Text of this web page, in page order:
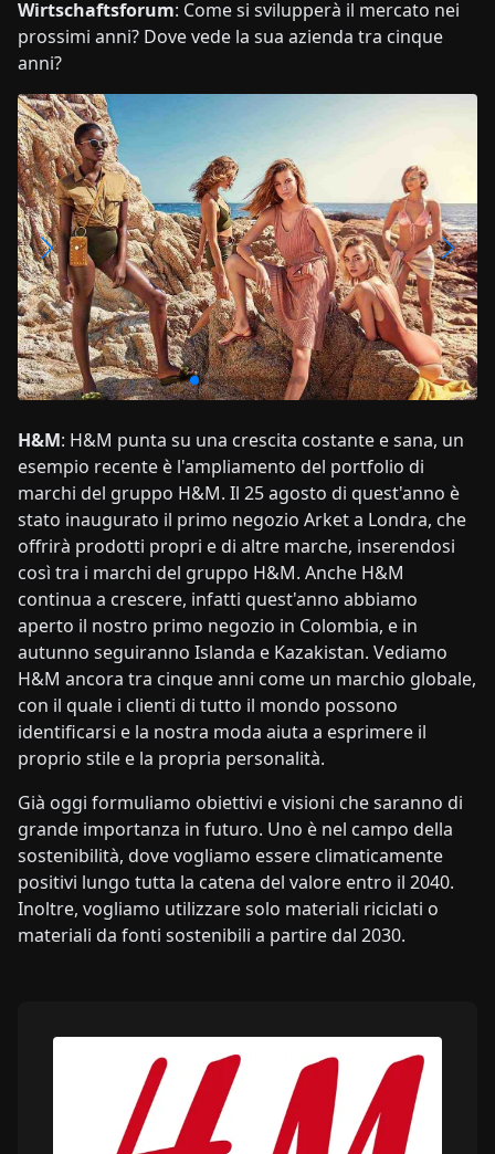
Wirtschaftsforum: Come si svilupperà il mercato nei
prossimi anni? Dove vede la sua azienda tra cinque
anni?
H&M: H&M punta su una crescita costante e sana, un
esempio recente è l'ampliamento del portfolio di
marchi del gruppo H&M. Il 25 agosto di quest'anno è
stato inaugurato il primo negozio Arket a Londra, che
offrirà prodotti propri e di altre marche, inserendosi
così tra i marchi del gruppo H&M. Anche H&M
continua a crescere, infatti quest'anno abbiamo
aperto il nostro primo negozio in Colombia, e in
autunno seguiranno Islanda e Kazakistan. Vediamo
H&M ancora tra cinque anni come un marchio globale,
con il quale i clienti di tutto il mondo possono
identificarsi e la nostra moda aiuta a esprimere il
proprio stile e la propria personalità.
Già oggi formuliamo obiettivi e visioni che saranno di
grande importanza in futuro. Uno è nel campo della
sostenibilità, dove vogliamo essere climaticamente
positivi lungo tutta la catena del valore entro il 2040.
Inoltre, vogliamo utilizzare solo materiali riciclati o
materiali da fonti sostenibili a partire dal 2030.